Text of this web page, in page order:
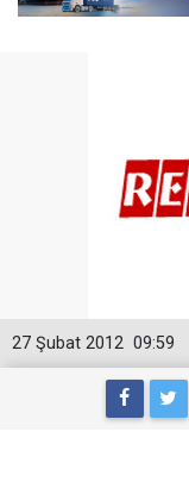
09:59
27 Şubat 2012